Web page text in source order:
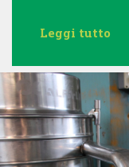
Leggi tutto